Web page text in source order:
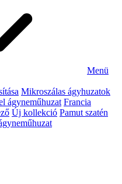
Menü
Mikroszálas ágyhuzatok
ágyneműhuzat Francia
Új kollekció Pamut szatén